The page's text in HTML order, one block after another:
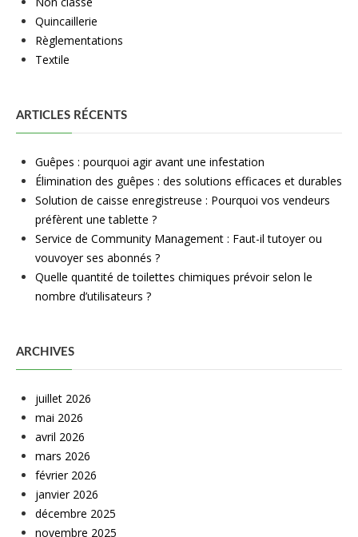
Quincaillerie
Règlementations
Textile
ARTICLES RÉCENTS
Guêpes : pourquoi agir avant une infestation
Élimination des guêpes : des solutions efficaces et durables
Solution de caisse enregistreuse : Pourquoi vos vendeurs
préfèrent une tablette ?
Service de Community Management : Faut-il tutoyer ou
vouvoyer ses abonnés ?
Quelle quantité de toilettes chimiques prévoir selon le
nombre d’utilisateurs ?
ARCHIVES
juillet 2026
mai 2026
avril 2026
mars 2026
février 2026
janvier 2026
décembre 2025
novembre 2025